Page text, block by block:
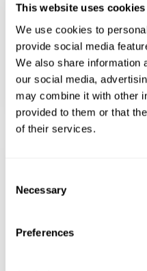
This website uses cookies
We use cookies to
provide social media
We also share information
our social media,
may combine it with other
provided to them or that
of their services.
Selection
Necessary
Preferences
Тэднийг зохих
Ахисан түвшний
хөтөлбөр эсвэл
алгасах) зэргийг
авьяаслаг
анхаарч үзээрэй.
дэмж
Бүх зүйл хурдан
сорилт